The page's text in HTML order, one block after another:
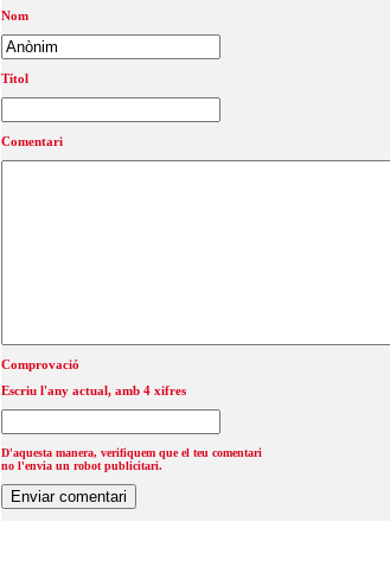
Nom
Títol
Comentari
Comprovació
Escriu l'any actual, amb 4 xifres
D'aquesta manera, verifiquem que el teu comentari
no l'envia un robot publicitari.